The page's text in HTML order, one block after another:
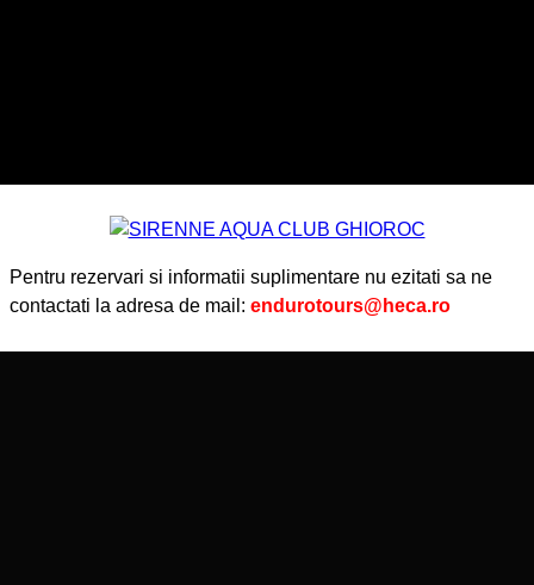
Pentru rezervari si informatii suplimentare nu ezitati sa ne
contactati la adresa de mail: endurotours@heca.ro